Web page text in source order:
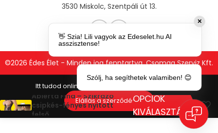
3530 Miskolc, Szentpáli út 13.
©2026 Édes Élet - Minden jog fenntartva. Csomag Szerviz Kft.
Abierta Fina – Szikrázó
csipkés-fényes nyitott
felső
OPCIÓK
KIVÁLASZTÁSA
Elállás a szerződéstől
✕
👋 Szia! Lili vagyok az Edeselet.hu AI
asszisztense!
Szólj, ha segíthetek valamiben! 😊